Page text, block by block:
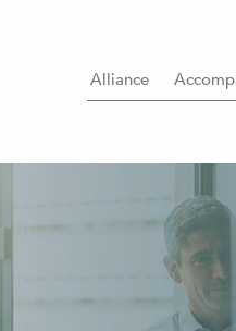
Alliance